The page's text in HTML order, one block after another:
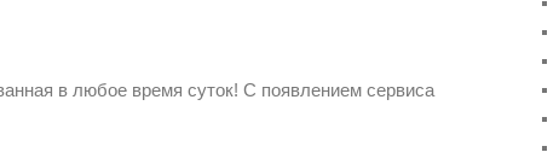
в любое время суток! С появлением сервиса